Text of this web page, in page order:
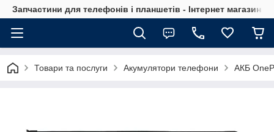
Запчастини для телефонів і планшетів - Інтернет магазин
Товари та послуги Акумулятори телефони АКБ